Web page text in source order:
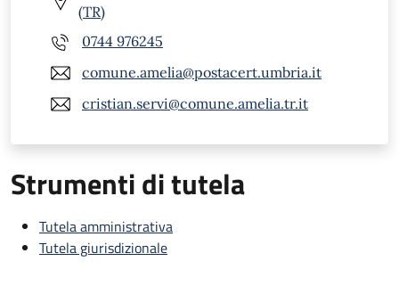
(TR)
0744 976245
comune.amelia@postacert.umbria.it
cristian.servi@comune.amelia.tr.it
Strumenti di tutela
Tutela amministrativa
Tutela giurisdizionale